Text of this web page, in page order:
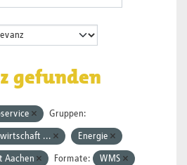
gefunden
Gruppen:
... Energie
Aachen Formate: WMS